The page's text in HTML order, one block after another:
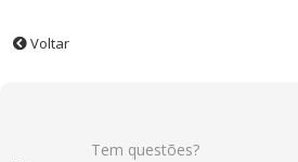
Voltar
Tem questões?